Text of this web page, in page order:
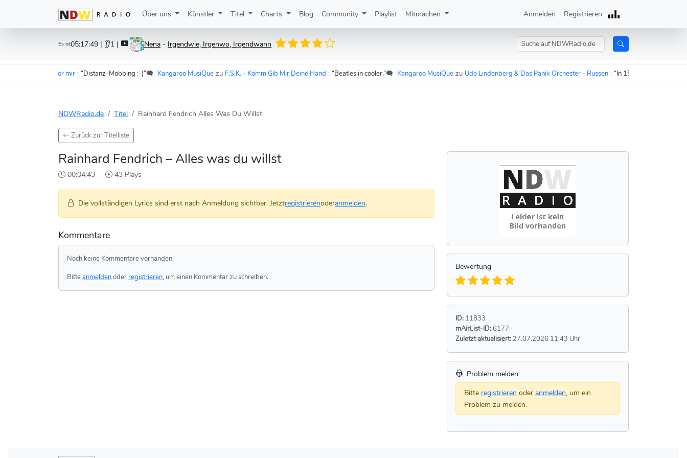
Über uns Künstler Titel Charts Blog Community Playlist Mitmachen Anmelden Registrieren
Es ist05:17:49 | 👂1 | Nena - Irgendwie, Irgenwo, Irgendwann
- Im Wagen vor mir : “Distanz-Mobbing :-)”🗨️ Kangaroo MusiQue zu F.S.K. - Komm Gib Mir Deine Hand : “Beatles in cooler.”🗨️ Kangaroo MusiQue zu Udo Lindenberg & Das Panik Orchester - Russen : “In 15 Minuten sind die
NDWRadio.de Titel Rainhard Fendrich Alles Was Du Willst
Zurück zur Titelliste
Rainhard Fendrich – Alles was du willst
00:04:43 43 Plays
Die vollständigen Lyrics sind erst nach Anmeldung sichtbar. Jetztregistrierenoderanmelden.
Kommentare
Noch keine Kommentare vorhanden.
Bitteanmeldenoder registrieren, um einen Kommentar zu schreiben.
Bewertung
ID: 11833
mAirList-ID:6177
Zuletzt aktualisiert: 27.07.2026 11:43 Uhr
Problem melden
Bitte registrieren oder anmelden, um ein
Problem zu melden.